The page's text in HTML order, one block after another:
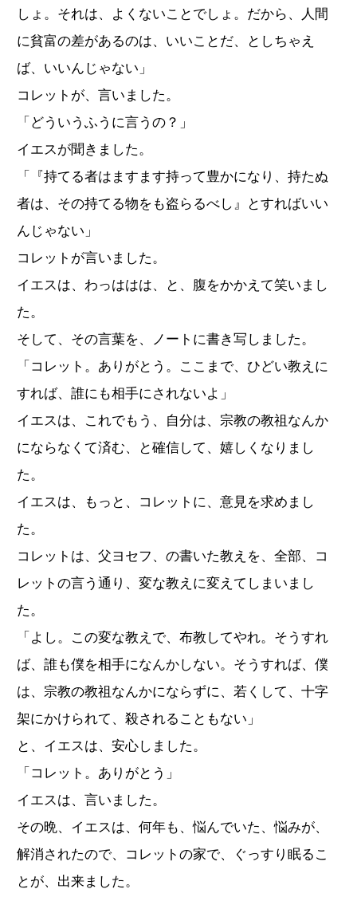
しょ。それは、よくないことでしょ。だから、人間
に貧富の差があるのは、いいことだ、としちゃえ
ば、いいんじゃない」
コレットが、言いました。
「どういうふうに言うの？」
イエスが聞きました。
「『持てる者はますます持って豊かになり、持たぬ
者は、その持てる物をも盗らるべし』とすればいい
んじゃない」
コレットが言いました。
イエスは、わっははは、と、腹をかかえて笑いまし
た。
そして、その言葉を、ノートに書き写しました。
「コレット。ありがとう。ここまで、ひどい教えに
すれば、誰にも相手にされないよ」
イエスは、これでもう、自分は、宗教の教祖なんか
にならなくて済む、と確信して、嬉しくなりまし
た。
イエスは、もっと、コレットに、意見を求めまし
た。
コレットは、父ヨセフ、の書いた教えを、全部、コ
レットの言う通り、変な教えに変えてしまいまし
た。
「よし。この変な教えで、布教してやれ。そうすれ
ば、誰も僕を相手になんかしない。そうすれば、僕
は、宗教の教祖なんかにならずに、若くして、十字
架にかけられて、殺されることもない」
と、イエスは、安心しました。
「コレット。ありがとう」
イエスは、言いました。
その晩、イエスは、何年も、悩んでいた、悩みが、
解消されたので、コレットの家で、ぐっすり眠るこ
とが、出来ました。